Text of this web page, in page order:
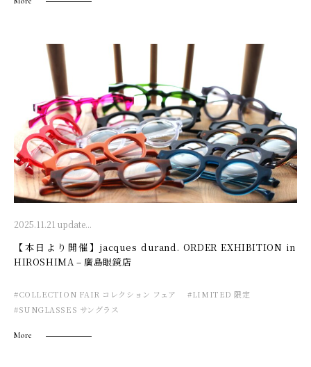
2025.11.21 update...
【本日より開催】jacques durand. ORDER EXHIBITION in
HIROSHIMA – 廣島眼鏡店
#COLLECTION FAIR コレクション フェア
#LIMITED 限定
#SUNGLASSES サングラス
More